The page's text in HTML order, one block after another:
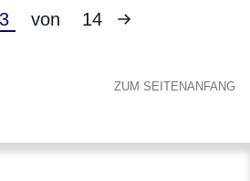
von 14
Nächste
ZUM SEITENANFANG